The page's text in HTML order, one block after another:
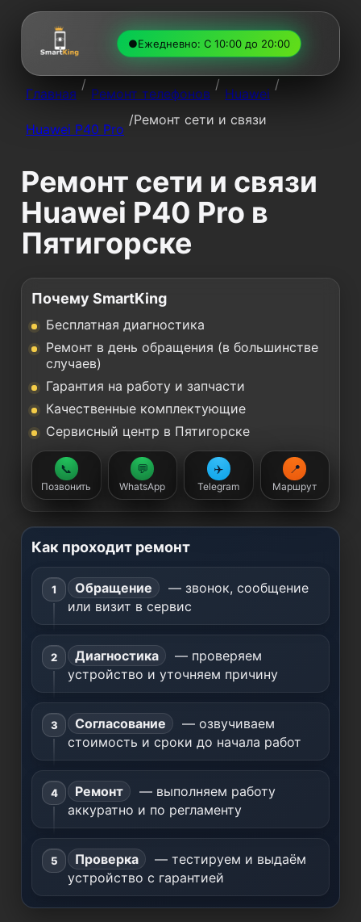
●Ежедневно: С 10:00 до 20:00
Главная
/
Ремонт телефонов
/
Huawei
/
Huawei P40 Pro
/Ремонт сети и связи
Ремонт сети и связи
Huawei P40 Pro в
Пятигорске
Почему SmartKing
Бесплатная диагностика
Ремонт в день обращения (в большинстве
случаев)
Гарантия на работу и запчасти
Качественные комплектующие
Сервисный центр в Пятигорске
📞
Позвонить
💬
WhatsApp
✈️
Telegram
📍
Маршрут
Как проходит ремонт
Обращение
— звонок, сообщение
или визит в сервис
Диагностика
— проверяем
устройство и уточняем причину
Согласование
— озвучиваем
стоимость и сроки до начала работ
Ремонт
— выполняем работу
аккуратно и по регламенту
Проверка
— тестируем и выдаём
устройство с гарантией